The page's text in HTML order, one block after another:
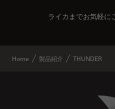
ライカまでお気軽に
Home 製品紹介 THUNDER